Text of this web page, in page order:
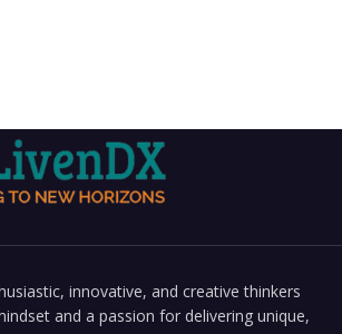
innovative, and creative thinkers
and a passion for delivering unique,